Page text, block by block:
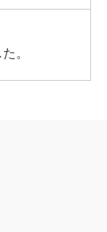
。